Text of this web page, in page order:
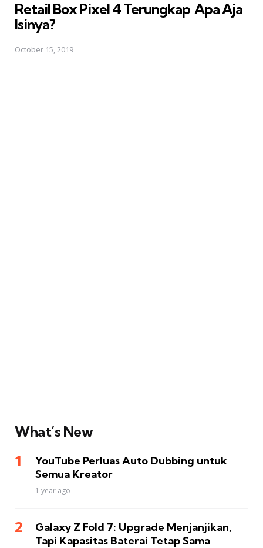
Retail Box Pixel 4 Terungkap  Apa Aja
Isinya?
October 15, 2019
What’s New
YouTube Perluas Auto Dubbing untuk
Semua Kreator
1 year ago
Galaxy Z Fold 7: Upgrade Menjanjikan,
Tapi Kapasitas Baterai Tetap Sama